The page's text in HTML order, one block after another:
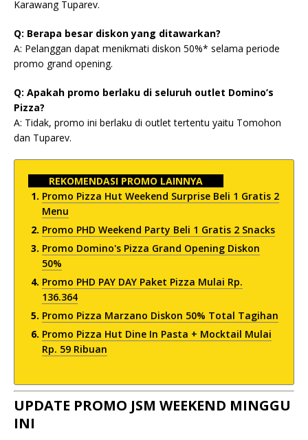
Karawang Tuparev.
Q: Berapa besar diskon yang ditawarkan?
A: Pelanggan dapat menikmati diskon 50%* selama periode
promo grand opening.
Q: Apakah promo berlaku di seluruh outlet Domino’s
Pizza?
A: Tidak, promo ini berlaku di outlet tertentu yaitu Tomohon
dan Tuparev.
REKOMENDASI PROMO LAINNYA
Promo Pizza Hut Weekend Surprise Beli 1 Gratis 2
Menu
Promo PHD Weekend Party Beli 1 Gratis 2 Snacks
Promo Domino's Pizza Grand Opening Diskon
50%
Promo PHD PAY DAY Paket Pizza Mulai Rp.
136.364
Promo Pizza Marzano Diskon 50% Total Tagihan
Promo Pizza Hut Dine In Pasta + Mocktail Mulai
Rp. 59 Ribuan
UPDATE PROMO JSM WEEKEND MINGGU
INI